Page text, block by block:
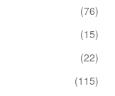
(76)
(15)
(22)
(115)